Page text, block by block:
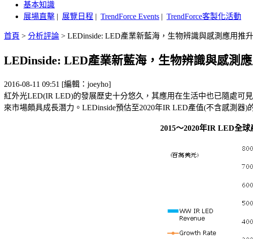
基本知識
展場直擊 | 展覽日程 | TrendForce Events | TrendForce客製化活動
首頁 > 分析評論 > LEDinside: LED產業新藍海，生物辨識與感測應用推
LEDinside: LED產業新藍海，生物辨識與感測
2016-08-11 09:51 [編輯：joeyho]
紅外光LED(IR LED)的發展歷史十分悠久，其應用在生活中也已隨處可
來市場頗具成長潛力。LEDinside預估至2020年IR LED產值(不含感測器
2015～2020年IR LED全球